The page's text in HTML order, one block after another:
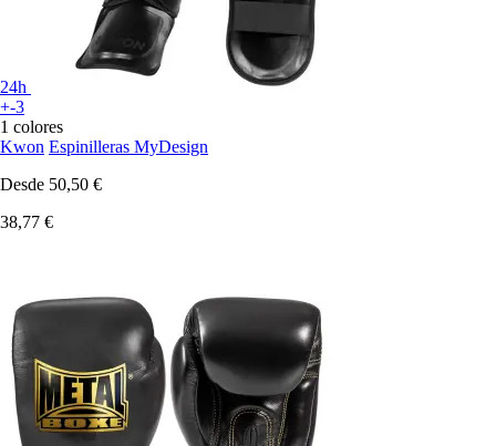
24h
+-3
1 colores
Kwon Espinilleras MyDesign
Desde 50,50 €
38,77 €